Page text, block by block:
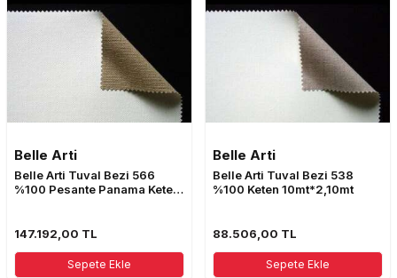
Belle Arti
Belle Arti Tuval Bezi 566
%100 Pesante Panama Keten
147.192,00 TL
Sepete Ekle
Belle Arti
Belle Arti Tuval Bezi 538
%100 Keten 10mt*2,10mt
88.506,00 TL
Sepete Ekle